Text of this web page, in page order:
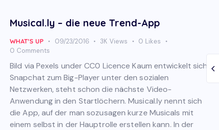
Musical.ly – die neue Trend-App
WHAT'S UP 09/23/2016 3K Views 0 Likes
0 Comments
Bild via Pexels under CC0 Licence Kaum entwickelt sich
Snapchat zum Big-Player unter den sozialen
Netzwerken, steht schon die nächste Video-
Anwendung in den Startlöchern. Musical.ly nennt sich
die App, auf der man sozusagen kurze Musicals mit
einem selbst in der Hauptrolle erstellen kann. In der